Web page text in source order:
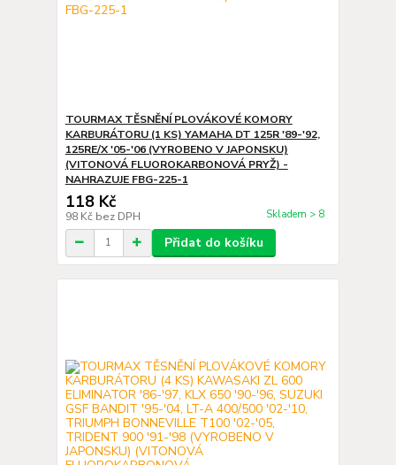
TOURMAX TĚSNĚNÍ PLOVÁKOVÉ KOMORY
KARBURÁTORU (1 KS) YAMAHA DT 125R '89-'92,
125RE/X '05-'06 (VYROBENO V JAPONSKU)
(VITONOVÁ FLUOROKARBONOVÁ PRYŽ) -
NAHRAZUJE FBG-225-1
118 Kč
98 Kč bez DPH Skladem > 8
Přidat do košíku